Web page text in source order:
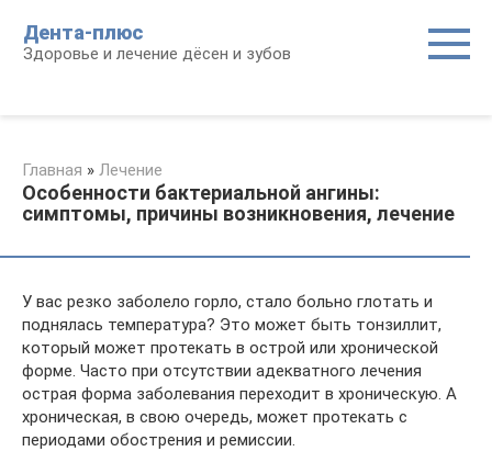
контенту
Дента-плюс
Здоровье и лечение дёсен и зубов
Главная » Лечение
Особенности бактериальной ангины:
симптомы, причины возникновения, лечение
У вас резко заболело горло, стало больно глотать и
поднялась температура? Это может быть тонзиллит,
который может протекать в острой или хронической
форме. Часто при отсутствии адекватного лечения
острая форма заболевания переходит в хроническую. А
хроническая, в свою очередь, может протекать с
периодами обострения и ремиссии.